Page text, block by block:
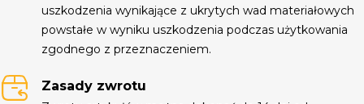
uszkodzenia wynikające z ukrytych wad materiałowych
powstałe w wyniku uszkodzenia podczas użytkowania
zgodnego z przeznaczeniem.
Zasady zwrotu